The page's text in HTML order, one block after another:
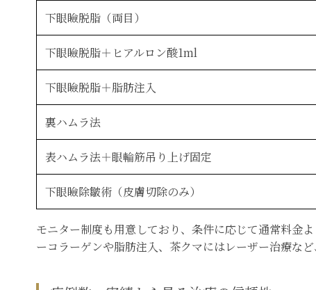
下眼瞼脱脂（両目）
下眼瞼脱脂＋ヒアルロン酸1ml
下眼瞼脱脂＋脂肪注入
裏ハムラ法
表ハムラ法＋眼輪筋吊り上げ固定
下眼瞼除皺術（皮膚切除のみ）
モニター制度も用意しており、条件に応じて通常料金
ーコラーゲンや脂肪注入、茶クマにはレーザー治療など